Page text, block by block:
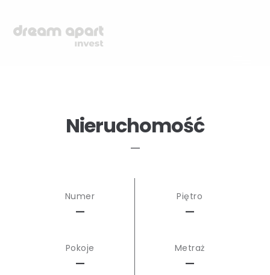
Nieruchomość
—
Numer
—
Piętro
—
Pokoje
—
Metraż
—